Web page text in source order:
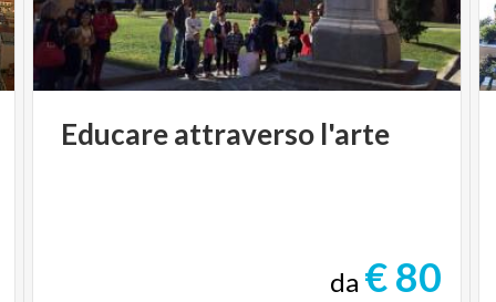
Educareattraverso l'arte
da € 80